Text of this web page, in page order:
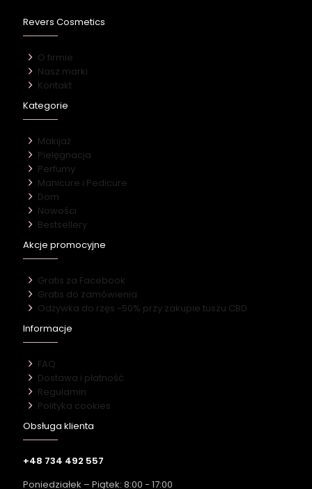
Revers Cosmetics
O firmie
Nasz marki
Kontakt
Kategorie
Makijaż
Pielęgnacja
Perfumy
Manicure i Pedicure
Dom
Nowości
Bestsellery
Akcje promocyjne
Gratis za Facebook
Gratis do zamówienia
Odżywka do rzęs -50% przy zakupie tuszu CBD
Informacje
FAQ
Dostawa i płatność
Regulamin
Polityka cookies
Obsługa klienta
+48 734 492 557
Poniedziałek – Piątek: 8:00 - 17:00